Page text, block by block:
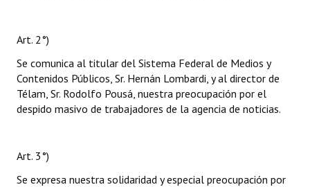
Art. 2°)
Se comunica al titular del Sistema Federal de Medios y
Contenidos Públicos, Sr. Hernán Lombardi, y al director de
Télam, Sr. Rodolfo Pousá, nuestra preocupación por el
despido masivo de trabajadores de la agencia de noticias.
Art. 3°)
Se expresa nuestra solidaridad y especial preocupación por